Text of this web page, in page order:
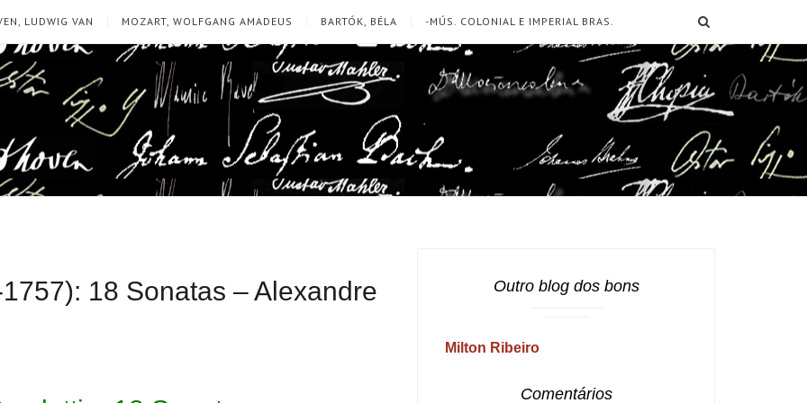
LUDWIG VAN MOZART, WOLFGANG AMADEUS BARTÓK, BÉLA -MÚS. COLONIAL E IMPERIAL BRAS.
18 Sonatas – Alexandre
Outro blog dos bons
Milton Ribeiro
Comentários